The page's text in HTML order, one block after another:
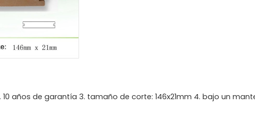
10 años de garantía 3. tamaño de corte: 146x21mm 4. bajo un